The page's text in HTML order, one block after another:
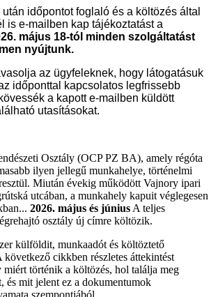
időpontot foglaló és a költözés által
is e-mailben kap tájékoztatást a
május 18-tól minden szolgáltatást
nyújtunk.
az ügyfeleknek, hogy látogatásuk
időponttal kapcsolatos legfrissebb
a kapott e-mailben küldött
utasításokat.
Osztály (OCP PZ BA), amely régóta
ilyen jellegű munkahelye, történelmi
Miután évekig működött Vajnory ipari
utcában, a munkahely kapuit véglegesen
2026. május és június A teljes
osztály új címre költözik.
külföldit, munkaadót és költöztető
következő cikkben részletes áttekintést
történik a költözés, hol találja meg
és mit jelent ez a dokumentumok